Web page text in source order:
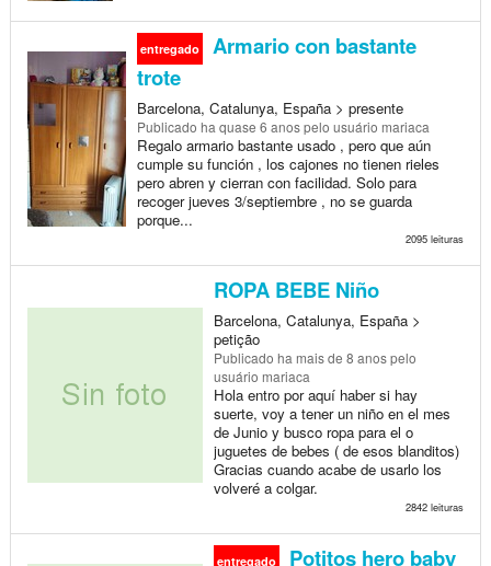
entregado
Armario con bastante
trote
Barcelona, Catalunya, España > presente
Publicado ha quase 6 anospelo usuário mariaca
Regalo armario bastante usado , pero que aún
cumple su función , los cajones no tienen rieles
pero abren y cierran con facilidad. Solo para
recoger jueves 3/septiembre , no se guarda
porque...
2095 leituras
ROPA BEBE Niño
Barcelona, Catalunya, España >
petição
Publicado ha mais de 8 anospelo
usuário mariaca
Hola entro por aquí haber si hay
suerte, voy a tener un niño en el mes
de Junio y busco ropa para el o
juguetes de bebes ( de esos blanditos)
Gracias cuando acabe de usarlo los
volveré a colgar.
2842 leituras
entregado
Potitos hero baby